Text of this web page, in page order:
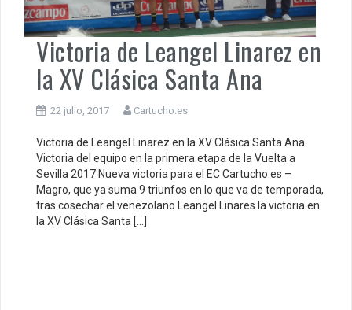
Victoria de Leangel Linarez en
la XV Clásica Santa Ana
22 julio, 2017 Cartucho.es
Victoria de Leangel Linarez en la XV Clásica Santa Ana
Victoria del equipo en la primera etapa de la Vuelta a
Sevilla 2017 Nueva victoria para el EC Cartucho.es –
Magro, que ya suma 9 triunfos en lo que va de temporada,
tras cosechar el venezolano Leangel Linares la victoria en
la XV Clásica Santa […]